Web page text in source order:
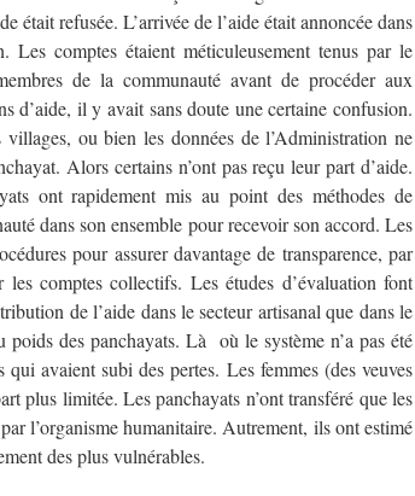
était refusée. L’arrivée de l’aide était annoncée dans
comptes étaient méticuleusement tenus par le
de la communauté avant de procéder aux
d’aide, il y avait sans doute une certaine confusion.
ou bien les données de l’Administration ne
. Alors certains n’ont pas reçu leur part d’aide.
ont rapidement mis au point des méthodes de
dans son ensemble pour recevoir son accord. Les
pour assurer davantage de transparence, par
comptes collectifs. Les études d’évaluation font
de l’aide dans le secteur artisanal que dans le
poids des panchayats. Là où le système n’a pas été
qui avaient subi des pertes. Les femmes (des veuves
plus limitée. Les panchayats n’ont transféré que les
l’organisme humanitaire. Autrement, ils ont estimé
des plus vulnérables.